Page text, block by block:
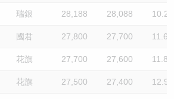
瑞銀 28,188 28,088 10.2
國君 27,800 27,700 11.6
花旗 27,700 27,600 11.8
花旗 27,500 27,400 12.9